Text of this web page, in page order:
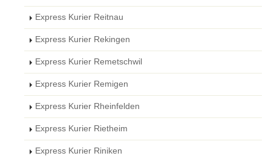
Express Kurier Reitnau
Express Kurier Rekingen
Express Kurier Remetschwil
Express Kurier Remigen
Express Kurier Rheinfelden
Express Kurier Rietheim
Express Kurier Riniken